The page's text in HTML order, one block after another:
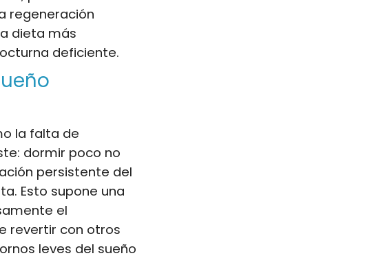
regeneración
dieta más
deficiente.
la falta de
dormir poco no
persistente del
Esto supone una
el
revertir con otros
leves del sueño